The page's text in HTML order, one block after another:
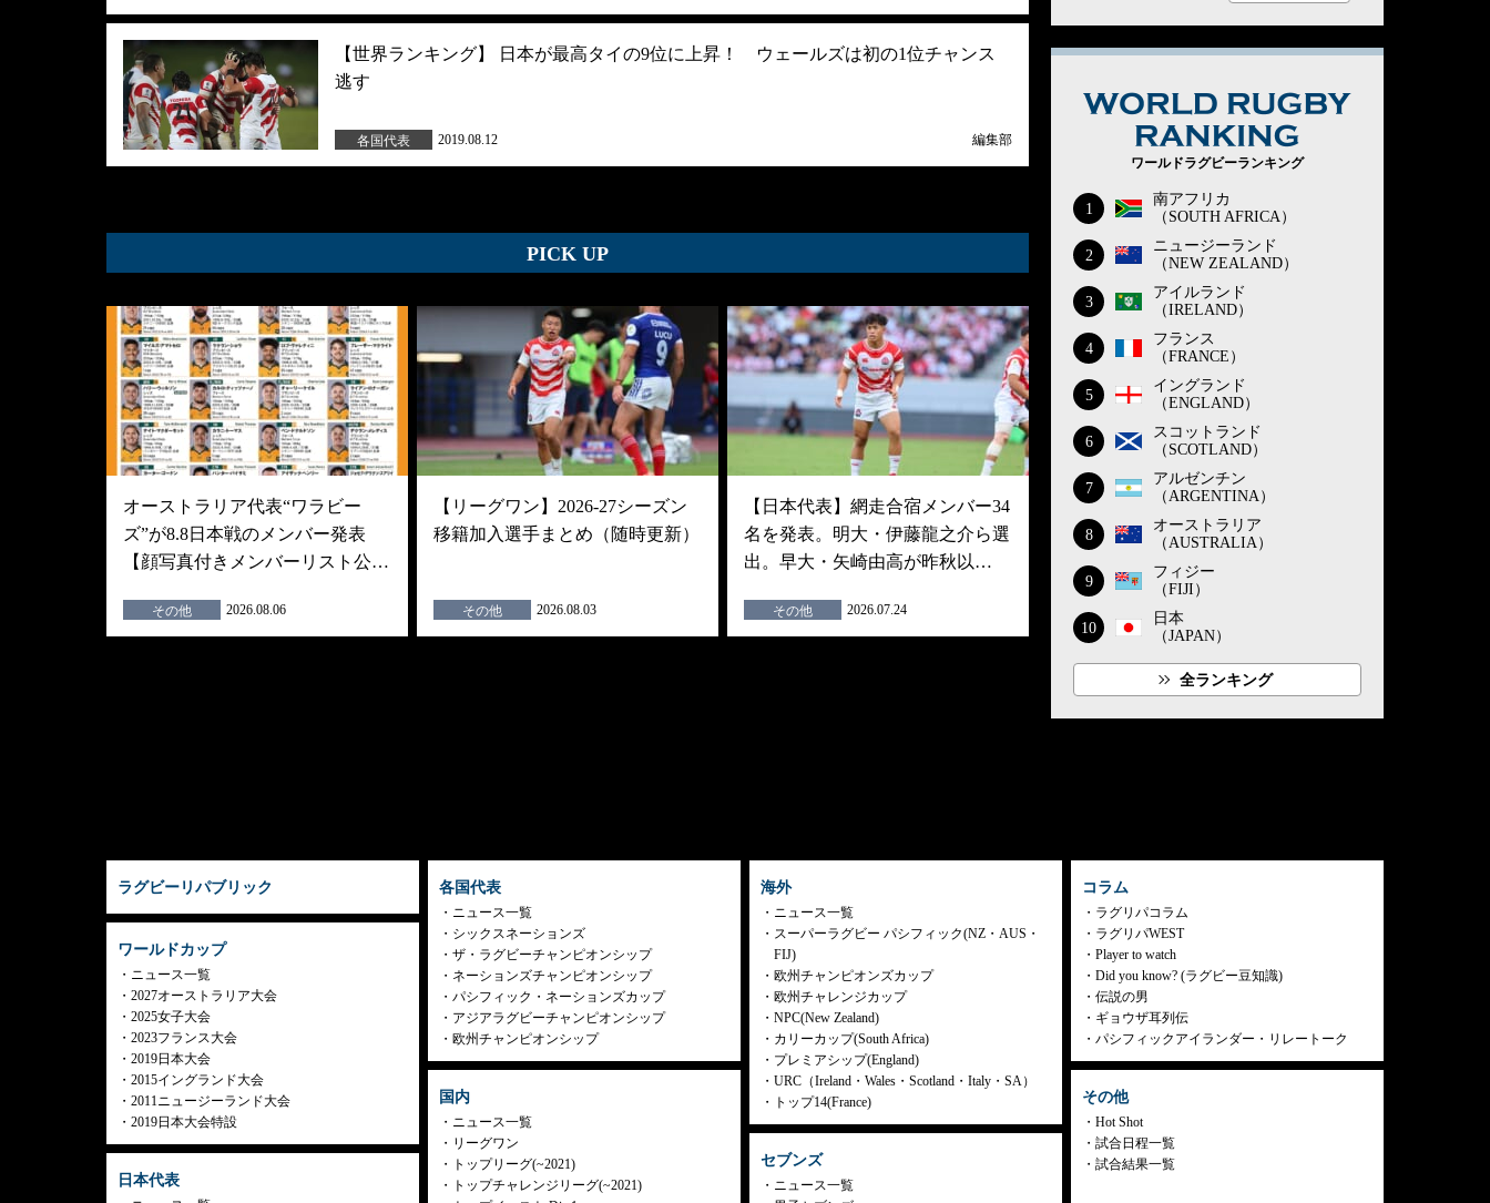
【世界ランキング】 日本が最高タイの9位に上昇！ ウェールズは初の1位チャンス
逃す
各国代表 2019.08.12 編集部
PICK UP
オーストラリア代表“ワラビー
ズ”が8.8日本戦のメンバー発表
【顔写真付きメンバーリスト公…
その他 2026.08.06
【リーグワン】2026-27シーズン
移籍加入選手まとめ（随時更新）
その他 2026.08.03
【日本代表】網走合宿メンバー34
名を発表。明大・伊藤龍之介ら選
出。早大・矢崎由高が昨秋以…
その他 2026.07.24
ワールドラグビーランキング
1
南アフリカ
（SOUTH AFRICA）
2
ニュージーランド
（NEW ZEALAND）
3
アイルランド
（IRELAND）
4
フランス
（FRANCE）
5
イングランド
（ENGLAND）
6
スコットランド
（SCOTLAND）
7
アルゼンチン
（ARGENTINA）
8
オーストラリア
（AUSTRALIA）
9
フィジー
（FIJI）
10
日本
（JAPAN）
全ランキング
ラグビーリパブリック
ワールドカップ
ニュース一覧
2027オーストラリア大会
2025女子大会
2023フランス大会
2019日本大会
2015イングランド大会
2011ニュージーランド大会
2019日本大会特設
日本代表
各国代表
ニュース一覧
シックスネーションズ
ザ・ラグビーチャンピオンシップ
ネーションズチャンピオンシップ
パシフィック・ネーションズカップ
アジアラグビーチャンピオンシップ
欧州チャンピオンシップ
国内
ニュース一覧
リーグワン
トップリーグ(~2021)
トップチャレンジリーグ(~2021)
海外
ニュース一覧
スーパーラグビー パシフィック(NZ・AUS・
FIJ)
欧州チャンピオンズカップ
欧州チャレンジカップ
NPC(New Zealand)
カリーカップ(South Africa)
プレミアシップ(England)
URC（Ireland・Wales・Scotland・Italy・SA）
トップ14(France)
セブンズ
ニュース一覧
コラム
ラグリパコラム
ラグリパWEST
Player to watch
Did you know? (ラグビー豆知識)
伝説の男
ギョウザ耳列伝
パシフィックアイランダー・リレートーク
その他
Hot Shot
試合日程一覧
試合結果一覧